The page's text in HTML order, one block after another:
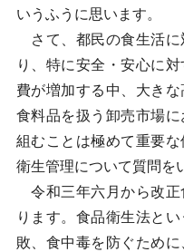
いうふうに思います。
さて、都民の食生活に
り、特に安全・安心に
費が増加する中、大き
食料品を扱う卸売市場
組むことは極めて重要な
衛生管理について質問を
令和三年六月から改正
ります。食品衛生法と
敗、食中毒を防ぐため